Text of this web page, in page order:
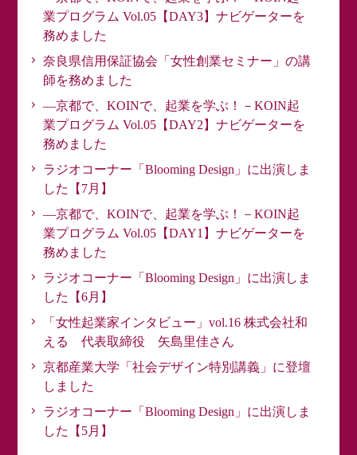
業プログラム Vol.05【DAY3】ナビゲーターを
務めました
奈良県信用保証協会「女性創業セミナー」の講
師を務めました
―京都で、KOINで、起業を学ぶ！－KOIN起
業プログラム Vol.05【DAY2】ナビゲーターを
務めました
ラジオコーナー「Blooming Design」に出演しま
した【7月】
―京都で、KOINで、起業を学ぶ！－KOIN起
業プログラム Vol.05【DAY1】ナビゲーターを
務めました
ラジオコーナー「Blooming Design」に出演しま
した【6月】
「女性起業家インタビュー」vol.16 株式会社和
える 代表取締役 矢島里佳さん
京都産業大学「社会デザイン特別講義」に登壇
しました
ラジオコーナー「Blooming Design」に出演しま
した【5月】